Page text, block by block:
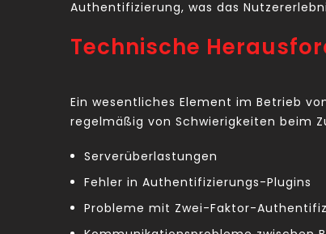
Authentifizierung, was das
Technische
Ein wesentliches Element im Betrieb
regelmäßig von Schwierigkeiten beim
Serverüberlastungen
Fehler in Authentifizierungs-Plugins
Probleme mit Zwei-Faktor-